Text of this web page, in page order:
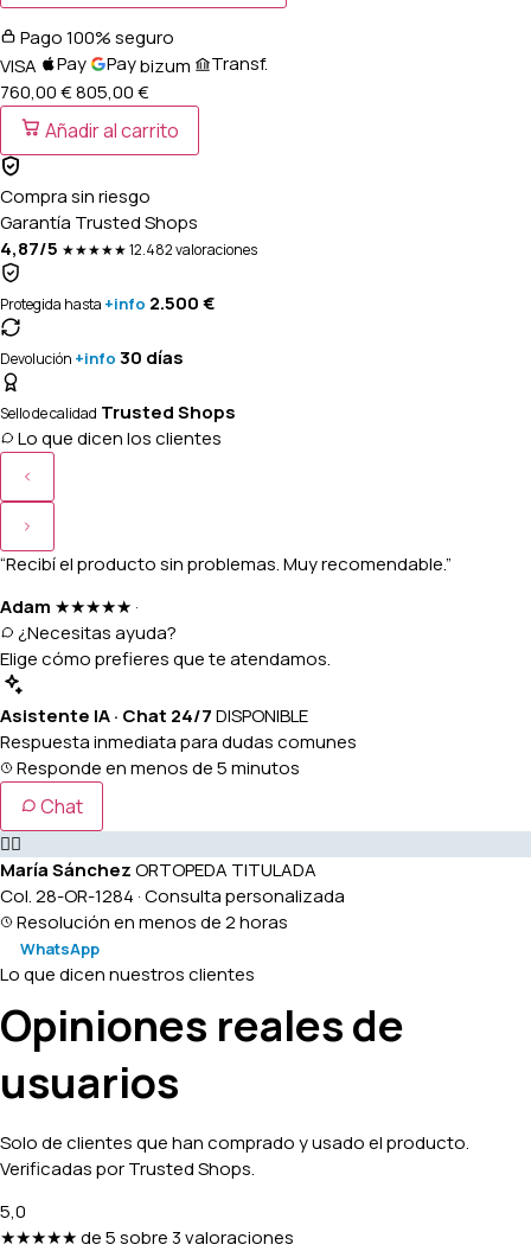
Pago 100% seguro
VISA
Pay Paybizum
Transf.
760,00 €805,00€
Añadir al carrito
Compra sin riesgo
Garantía Trusted Shops
4,87/5 ★★★★★12.482 valoraciones
Protegida hasta +info 2.500 €
Devolución +info 30 días
Sello de calidad Trusted Shops
Lo que dicen los clientes
“Recibí el producto sin problemas. Muy recomendable.”
Adam ★★★★★ ·
¿Necesitas ayuda?
Elige cómo prefieres que te atendamos.
Asistente IA · Chat 24/7DISPONIBLE
Respuesta inmediata para dudas comunes
Responde en menos de 5 minutos
Chat
👩‍⚕️
María SánchezORTOPEDA TITULADA
Col. 28-OR-1284 · Consulta personalizada
Resolución en menos de 2 horas
WhatsApp
Lo que dicen nuestros clientes
Opiniones reales de
usuarios
Solo de clientes que han comprado y usado el producto.
Verificadas por Trusted Shops.
5,0
★★★★★de 5 sobre 3 valoraciones